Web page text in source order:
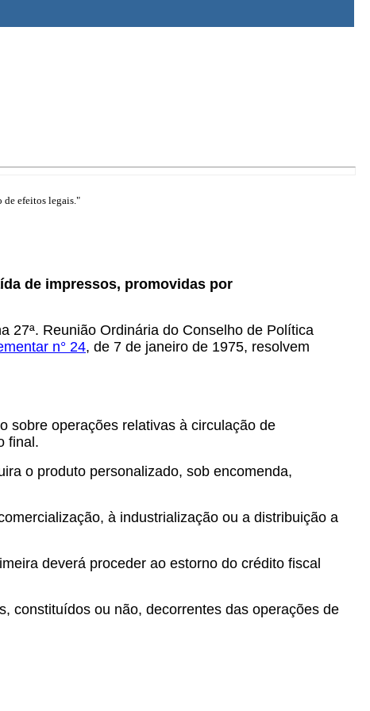
de efeitos legais."
de impressos, promovidas por
27ª. Reunião Ordinária do Conselho de Política
n° 24, de 7 de janeiro de 1975, resolvem
sobre operações relativas à circulação de
final.
o produto personalizado, sob encomenda,
à industrialização ou a distribuição a
deverá proceder ao estorno do crédito fiscal
constituídos ou não, decorrentes das operações de